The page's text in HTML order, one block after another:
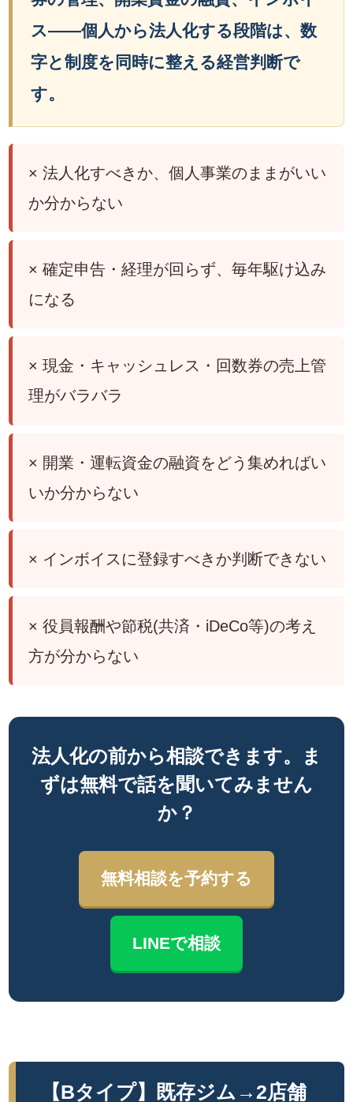
ス——個人から法人化する段階は、数
字と制度を同時に整える経営判断で
す。
× 法人化すべきか、個人事業のままがいい
か分からない
× 確定申告・経理が回らず、毎年駆け込み
になる
× 現金・キャッシュレス・回数券の売上管
理がバラバラ
× 開業・運転資金の融資をどう集めればい
いか分からない
× インボイスに登録すべきか判断できない
× 役員報酬や節税(共済・iDeCo等)の考え
方が分からない
法人化の前から相談できます。ま
ずは無料で話を聞いてみません
か？
無料相談を予約する
LINEで相談
【Bタイプ】既存ジム→2店舗